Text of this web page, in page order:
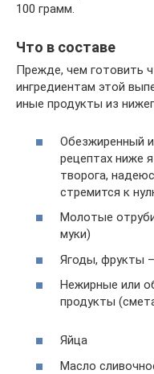
100 грамм.
Что в составе
Прежде, чем готовить
ингредиентам этой
иные продукты из
Обезжиренный
рецептах ниже
творога,
стремится к
Молотые
муки)
Ягоды, фрукты
Нежирные или
продукты
Яйца
Масло